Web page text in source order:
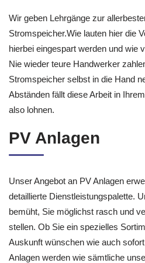
Wir geben Lehrgänge zur
Stromspeicher.Wie lauten hier die
hierbei eingespart werden und wie
Nie wieder teure Handwerker
Stromspeicher selbst in die Hand
Abständen fällt diese Arbeit in
also lohnen.
PV Anlagen
Unser Angebot an PV Anlagen
detaillierte Dienstleistungspalette.
bemüht, Sie möglichst rasch und
stellen. Ob Sie ein spezielles
Auskunft wünschen wie auch
Anlagen werden wie sämtliche